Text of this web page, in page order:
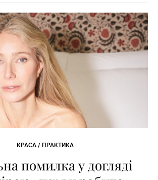
КРАСА / ПРАКТИКА
помилка у догляді